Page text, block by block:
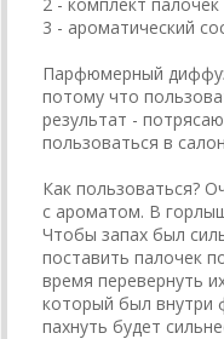
3 - ароматический
Парфюмерный
потому что
результат -
пользоваться в
Как пользоваться?
с ароматом. В
Чтобы запах был
поставить палочек
время перевернуть
который был внутри
пахнуть будет